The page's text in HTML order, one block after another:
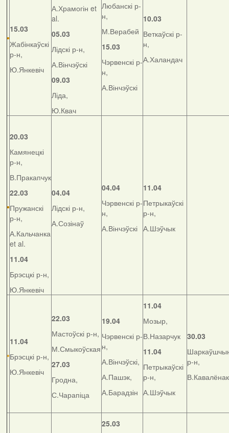
15.03
Жабінкаўскі
р-н,
Ю.Янкевіч
А.Храмогін et
al.
05.03
Лідскі р-н,
А.Вінчэўскі
09.03
Ліда,
Ю.Квач
Любанскі р-
н,
М.Верабей
15.03
Чэрвенскі р-
н,
А.Вінчэўскі
10.03
Веткаўскі р-
н,
А.Халандач
20.03
Камянецкі
р-н,
В.Пракапчук
22.03
Пружанскі
р-н,
А.Кальчанка
et al.
11.04
Брэсцкі р-н,
Ю.Янкевіч
04.04
Лідскі р-н,
А.Созінаў
04.04
Чэрвенскі р-
н,
А.Вінчэўскі
11.04
Петрыкаўскі
р-н,
А.Шэўчык
11.04
Брэсцкі р-н,
Ю.Янкевіч
22.03
Мастоўскі р-н,
М.Смыкоўская
27.03
Гродна,
С.Чарапіца
19.04
Чэрвенскі р-
н,
А.Вінчэўскі,
А.Пашэк,
А.Барадзін
11.04
Мозыр,
В.Назарчук
11.04
Петрыкаўскі
р-н,
А.Шэўчык
30.03
р-н,
В.Кавалёнак
25.03